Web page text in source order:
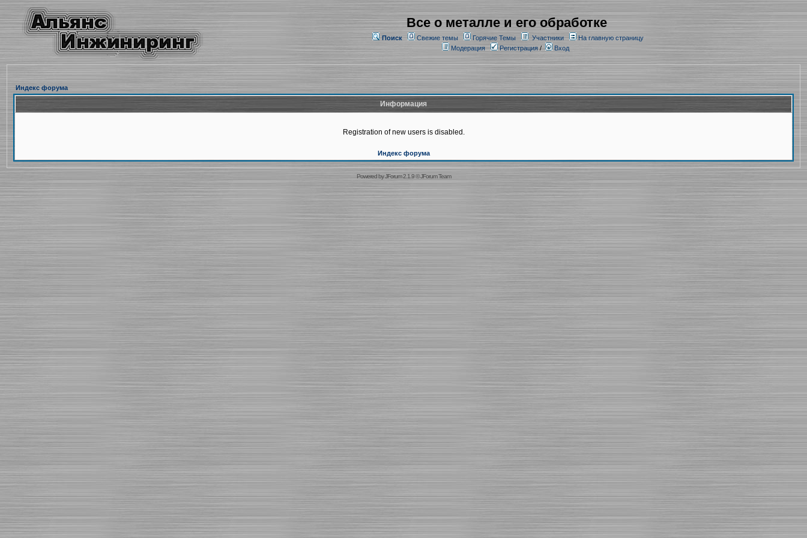
Все о металле и его обработке
Поиск Свежие темы Горячие Темы Участники
На главную страницу
Модерация
Регистрация/ Вход
Индекс форума
Информация
Registration of new users is disabled.
Индекс форума
Powered byJForum 2.1.9©JForum Team